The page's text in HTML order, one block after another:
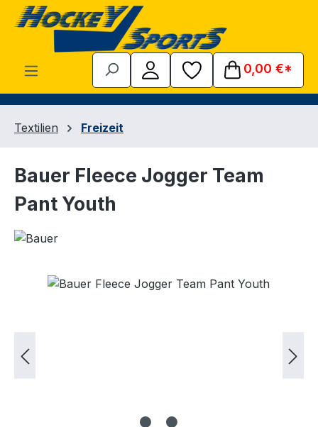
Zum Hauptinhalt springen
0,00 €*
Textilien Freizeit
Bauer Fleece Jogger Team
Pant Youth
Bildergalerie überspringen